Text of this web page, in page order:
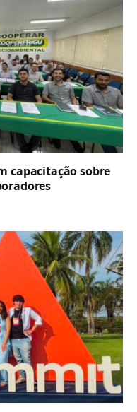
capacitação sobre